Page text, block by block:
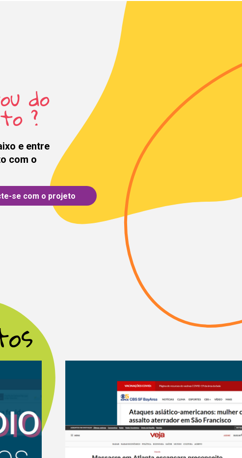
do
?
e entre
com o
se com o projeto
para a pessoa responsável pela
o Criativos não possui responsabilidade
possam ocorrer a partir desse contato.